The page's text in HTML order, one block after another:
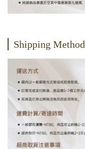
Shipping Method